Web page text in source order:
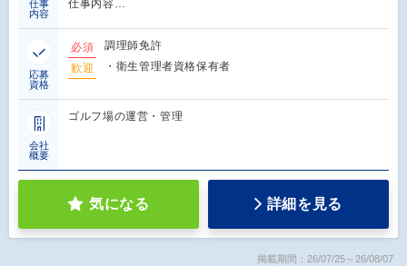
仕事
内容
仕事内容…
応募
資格
必須
調理師免許
歓迎
・衛生管理者資格保有者
会社
概要
ゴルフ場の運営・管理
気になる 詳細を見る
掲載期間：26/07/25～26/08/07